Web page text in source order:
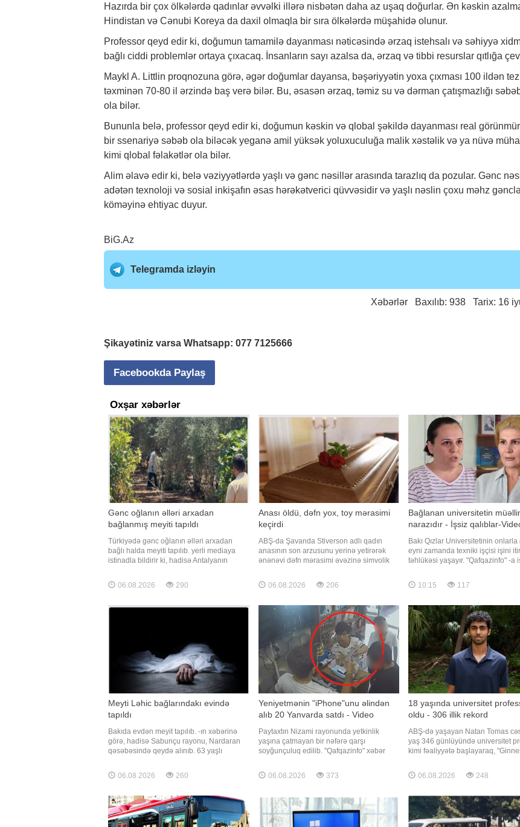
Hazırda bir çox ölkələrdə qadınlar əvvəlki illərə nisbətən daha az uşaq doğurlar. Ən kəskin
Hindistan və Cənubi Koreya da daxil olmaqla bir sıra ölkələrdə müşahidə olunur.
Professor qeyd edir ki, doğumun tamamilə dayanması nəticəsində ərzaq istehsalı və səhiyyə
bağlı ciddi problemlər ortaya çıxacaq. İnsanların sayı azalsa da, ərzaq və tibbi resurslar qıtlığa
Maykl A. Littlin proqnozuna görə, əgər doğumlar dayansa, bəşəriyyətin yoxa çıxması 100 ildən
təxminən 70-80 il ərzində baş verə bilər. Bu, əsasən ərzaq, təmiz su və dərman çatışmazlığı
ola bilər.
Bununla belə, professor qeyd edir ki, doğumun kəskin və qlobal şəkildə dayanması real
bir ssenariyə səbəb ola biləcək yeganə amil yüksək yoluxuculuğa malik xəstəlik və ya nüvə
kimi qlobal fəlakətlər ola bilər.
Alim əlavə edir ki, belə vəziyyətlərdə yaşlı və gənc nəsillər arasında tarazlıq da pozular. Gənc
adətən texnoloji və sosial inkişafın əsas hərəkətverici qüvvəsidir və yaşlı nəslin çoxu məhz
köməyinə ehtiyac duyur.
BiG.Az
Telegramda izləyin
Xəbərlər Baxılıb: 938 Tarix: 16
Şikayətiniz varsa Whatsapp: 077 7125666
Facebookda Paylaş
Oxşar xəbərlər
Gənc oğlanın əlləri arxadan
bağlanmış meyiti tapıldı
Türkiyədə gənc oğlanın əlləri arxadan
bağlı halda meyiti tapılıb. yerli mediaya
istinadla bildirir ki, hadisə Antalyanın
ərazidə əlləri arxadan bağlanmış
vəziyyətdə gənc kişinin meyiti aşkarlanıb.
briqadaları cəlb olunub
06.08.2026 290
Anası öldü, dəfn yox, toy mərasimi
keçirdi
ABŞ-da Şavanda Stiverson adlı qadın
anasının son arzusunu yerinə yetirərək
ənənəvi dəfn mərasimi əvəzinə simvolik
xəbər verir ki, qadının anası Delfiya Uilson
sağlığında dəfn mərasimlərini sevmədiyini
matəm deyil, bayra
06.08.2026 206
Bağlanan universitetin
narazıdır - İşsiz qalıblar-
Bakı Qızlar Universitetinin onlarla
eyni zamanda texniki işçisi işini
təhlükəsi yaşayır. "Qafqazinfo" -a
tələbələrin digər özəl
köçürülməsi haqda qərar verilib,
10:15 117
Meyti Ləhic bağlarındakı evində
tapıldı
Bakıda evdən meyit tapılıb. -ın xəbərinə
görə, hadisə Sabunçu rayonu, Nardaran
qəsəbəsində qeydə alınıb. 63 yaşlı
yaşadığı Ləhic bağlar sahəsindəki evində
aşkarlanıb. Meyitin üzərində zorakılıq
aparılır
06.08.2026 260
Yeniyetmənin "iPhone"unu əlindən
alıb 20 Yanvarda satdı - Video
Paytaxtın Nizami rayonunda yetkinlik
yaşına çatmayan bir nəfərə qarşı
soyğunçuluq edilib. "Qafqazinfo" xəbər
olan, dəyəri 1750 manat təşkil edən
"iPhone 16" mobil telefonu alaraq hadisə
İdarəsinin 24-c
06.08.2026 373
18 yaşında universitet
oldu - 306 illik rekord
ABŞ-də yaşayan Natan Tomas
yaş 346 günlüyündə universitet
kimi fəaliyyətə başlayaraq,
xəbər verir ki, bu barədə "Ginnesin
Rekordlar Kitabı" təşkilatı açıqlama
06.08.2026 248